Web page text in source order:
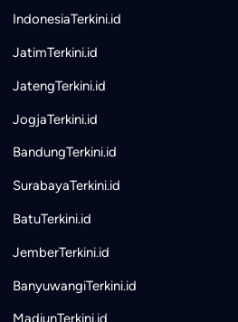
IndonesiaTerkini.id
JatimTerkini.id
JatengTerkini.id
JogjaTerkini.id
BandungTerkini.id
SurabayaTerkini.id
BatuTerkini.id
JemberTerkini.id
BanyuwangiTerkini.id